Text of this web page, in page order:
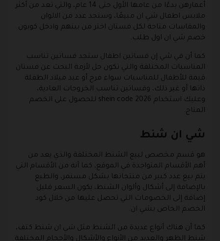
أعمارهن بدءًا من عامها الأول حتى 14 عام، والتي تعد من أكثر
ملابس اطفال شي ان مبيعًا، وستجد عدد من الالوان
والمقاسات متاحة لكل فستان اختر من بينهم وادخل كوبون
خصم شي ان اول طلب.
كما أن في شي إن فساتين اطفال ستجد فساتين تناسب
المناسبات المختلفة والتي تكون حل لأزمة البحث عن فستان
قيمة للأطفال للمناسبات سواء فرح أو عيد ميلاد الطفلة
ذاتها أو غير ذلك، وفساتين تناسب الخروجات العادية،
وعليك استخدام shein code 2026 للحصول على الخصم
المتاح.
شي ان شنط
هو قسم مخصص لبيع الشنط المختلفة والذي يعد من
أهم الأقسام المتواجدة في الموقع، كما أنه من الأقسام التي
يتم بيع عدد كبير من منتجاتها بشكل مستمر، والطبع
بالإضافة إلى أشكال وألوان الشنط، يكون السعر قليل
إضافة إلى الخصومات التي تحصل عليها من خلال كود
الخصم الخاص بشي ان.
كما أن هناك أنواع عديدة من الشنط مثل شي ان شنط كتف،
شنط الظهر والعديد من الأنواع والأشكال والأحجام المختلفة